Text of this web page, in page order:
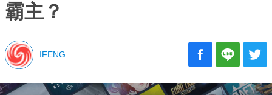
霸主？
IFENG